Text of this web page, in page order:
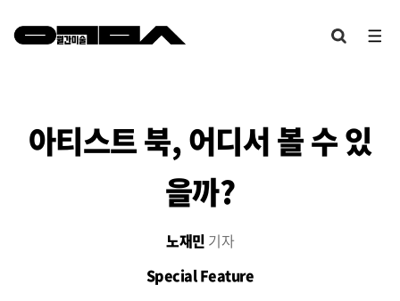
아티스트 북, 어디서 볼 수 있
을까?
노재민 기자
Special Feature